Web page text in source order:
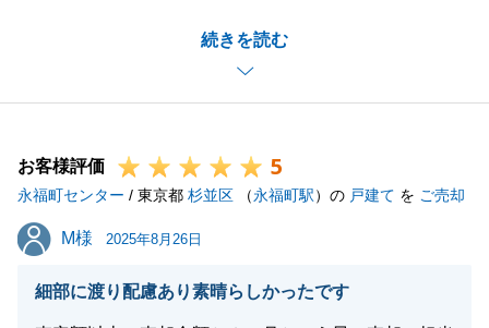
続きを読む
なります。ありがとうございます。
今回のお取引は、Ｍ様がスピーディーにご対応くださ
りスムーズにお取引を進めることができました。
また、ご購入についても是非、サポートできればと思
っておりますので引き続きどうぞ宜しくお願いいたし
ます。
お客様評価 5
永福町センター / 東京都 杉並区 （永福町駅）の 戸建て を ご売却
M様
M様 2025年8月26日
細部に渡り配慮あり素晴らしかったです